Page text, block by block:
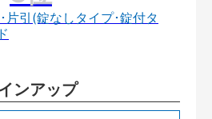
片引(錠なしタイプ･錠付タ
ンアップ